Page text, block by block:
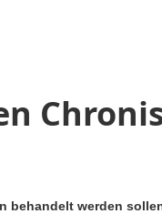
behandelt werden